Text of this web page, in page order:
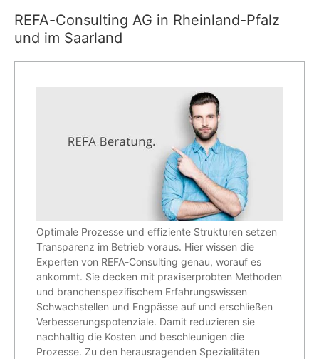
REFA-Consulting AG in Rheinland-Pfalz
und im Saarland
Optimale Prozesse und effiziente Strukturen setzen
Transparenz im Betrieb voraus. Hier wissen die
Experten von REFA-Consulting genau, worauf es
ankommt. Sie decken mit praxiserprobten Methoden
und branchenspezifischem Erfahrungswissen
Schwachstellen und Engpässe auf und erschließen
Verbesserungspotenziale. Damit reduzieren sie
nachhaltig die Kosten und beschleunigen die
Prozesse. Zu den herausragenden Spezialitäten